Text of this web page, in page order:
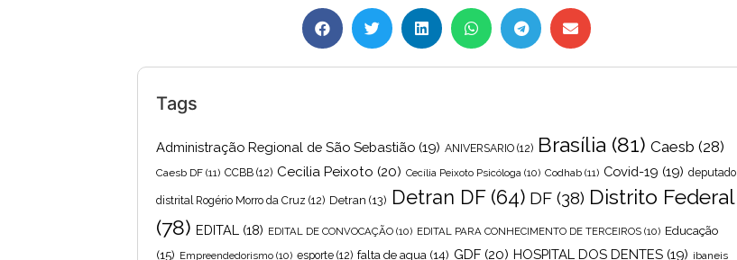
Tags
Administração Regional de São Sebastião (19) ANIVERSARIO (12) Brasília (81) Caesb (28)
Caesb DF (11) CCBB (12) Cecilia Peixoto (20) Cecília Peixoto Psicóloga (10) Codhab (11) Covid-19 (19) deputado
distrital Rogério Morro da Cruz (12) Detran (13) Detran DF(64) DF (38) Distrito Federal
(78) EDITAL (18) EDITAL DE CONVOCAÇÃO (10) EDITAL PARA CONHECIMENTO DE TERCEIROS (10) Educação
(15) Empreendedorismo (10) esporte (12) falta de agua (14) GDF (20) HOSPITAL DOS DENTES (19) ibaneis